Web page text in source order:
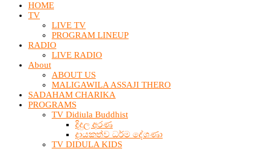
HOME
TV
LIVE TV
PROGRAM LINEUP
RADIO
LIVE RADIO
About
ABOUT US
MALIGAWILA ASSAJI THERO
SADAHAM CHARIKA
PROGRAMS
TV Didiula Buddhist
දිදුල අරණ
දායකත්ව ධර්ම දේශණා
TV DIDULA KIDS